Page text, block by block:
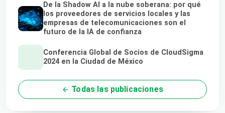
De la Shadow AI a la nube soberana: por qué
los proveedores de servicios locales y las
empresas de telecomunicaciones son el
futuro de la IA de confianza
Conferencia Global de Socios de CloudSigma
2024 en la Ciudad de México
Todas las publicaciones